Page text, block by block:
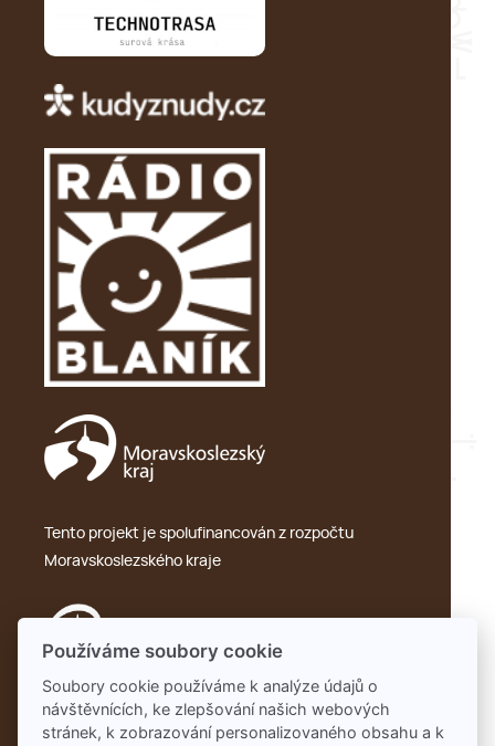
Tento projekt je spolufinancován z rozpočtu
Moravskoslezského kraje
Ochrana osobních údajů – GDPR
Používáme soubory cookie
Soubory cookie používáme k analýze údajů o
návštěvnících, ke zlepšování našich webových
stránek, k zobrazování personalizovaného obsahu a k